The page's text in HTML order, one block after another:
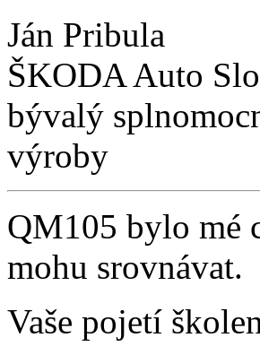
Ján Pribula
ŠKODA Auto
bývalý
výroby
QM105 bylo mé
mohu srovnávat.
Vaše pojetí